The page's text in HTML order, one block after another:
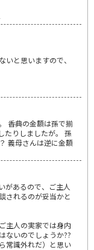
と思いますので、
香典の金額は孫で揃
たりしましたが。 孫
義母さんは逆に金額
があるので、ご主人
されるのが妥当かと
主人の実家では身内
ないのでしょうか??
常識外れだ）と思い